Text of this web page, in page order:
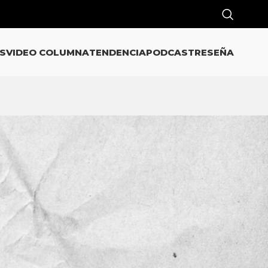
VIDEO COLUMNATENDENCIAPODCASTRESEÑA